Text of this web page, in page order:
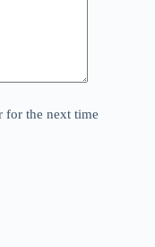
for the next time